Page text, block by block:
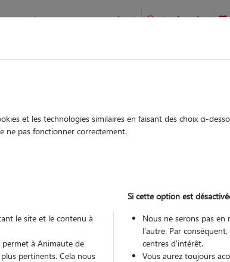
Comment ça marche ? Recherche
et les technologies similaires en faisant des choix ci-
ne pas fonctionner correctement.
le site et le contenu à
à Animaute de
pertinents. Cela nous
Si cette option est
Nous ne serons pas en
l'autre. Par
centres d'intérêt.
Vous aurez toujours